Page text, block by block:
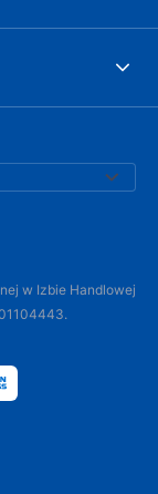
w Izbie Handlowej